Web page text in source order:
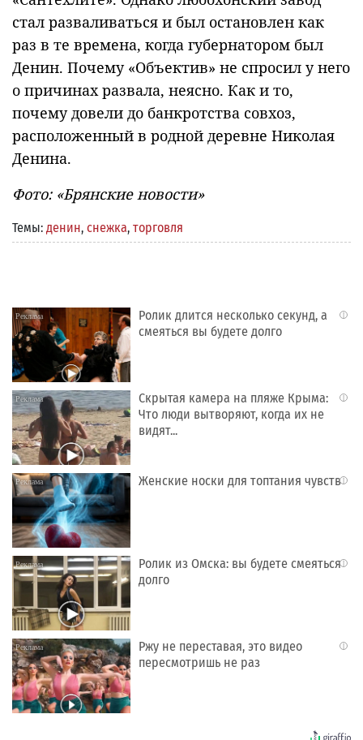
стал разваливаться и был остановлен как
раз в те времена, когда губернатором был
Денин. Почему «Объектив» не спросил у него
о причинах развала, неясно. Как и то,
почему довели до банкротства совхоз,
расположенный в родной деревне Николая
Денина.
Фото: «Брянские новости»
Темы: денин, снежка, торговля
i
Ролик длится несколько секунд, а
смеяться вы будете долго
i
Скрытая камера на пляже Крыма:
Что люди вытворяют, когда их не
видят...
i
Женские носки для топтания чувств
i
Ролик из Омска: вы будете смеяться
долго
i
Ржу не переставая, это видео
пересмотришь не раз